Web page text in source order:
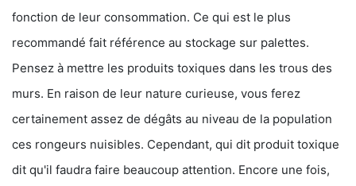
fonction de leur consommation. Ce qui est le plus
recommandé fait référence au stockage sur palettes.
Pensez à mettre les produits toxiques dans les trous des
murs. En raison de leur nature curieuse, vous ferez
certainement assez de dégâts au niveau de la population
ces rongeurs nuisibles. Cependant, qui dit produit toxique
dit qu'il faudra faire beaucoup attention. Encore une fois,